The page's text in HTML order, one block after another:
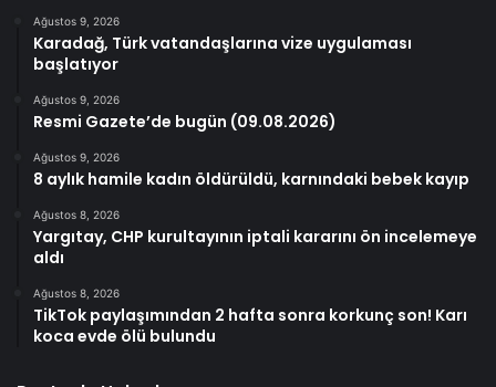
Ağustos 9, 2026
Karadağ, Türk vatandaşlarına vize uygulaması
başlatıyor
Ağustos 9, 2026
Resmi Gazete’de bugün (09.08.2026)
Ağustos 9, 2026
8 aylık hamile kadın öldürüldü, karnındaki bebek kayıp
Ağustos 8, 2026
Yargıtay, CHP kurultayının iptali kararını ön incelemeye
aldı
Ağustos 8, 2026
TikTok paylaşımından 2 hafta sonra korkunç son! Karı
koca evde ölü bulundu